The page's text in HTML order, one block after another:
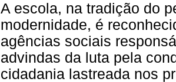
A escola, na tradição do
modernidade, é
agências sociais
advindas da luta pela
cidadania lastreada nos